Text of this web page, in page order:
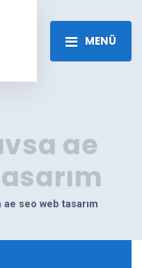
MENÜ
ae
ae seo web tasarım